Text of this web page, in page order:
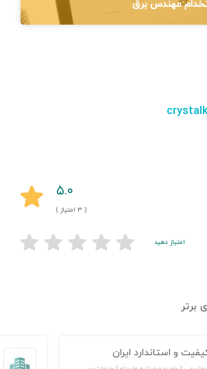
مهندس برق
۵.۰
( ۳ امتیاز )
امتیاز دهید
برتر
و استاندارد ایران